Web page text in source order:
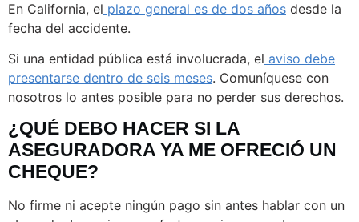
En California, el plazo general es de dos años desde la
fecha del accidente.
Si una entidad pública está involucrada, el aviso debe
presentarse dentro de seis meses. Comuníquese con
nosotros lo antes posible para no perder sus derechos.
¿QUÉ DEBO HACER SI LA
ASEGURADORA YA ME OFRECIÓ UN
CHEQUE?
No firme ni acepte ningún pago sin antes hablar con un